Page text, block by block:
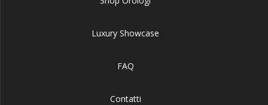
Luxury Showcase
FAQ
Contatti